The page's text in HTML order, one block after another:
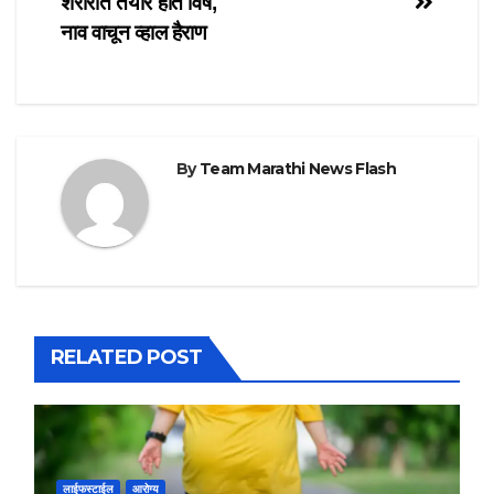
नाव वाचून व्हाल हैराण
ByTeam Marathi News Flash
RELATED POST
लाईफस्टाईल आरोग्य